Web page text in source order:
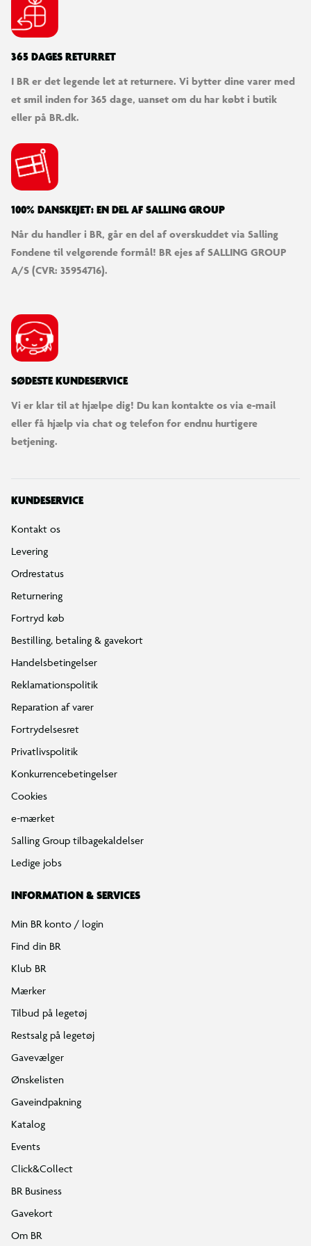
365 DAGES RETURRET
I BR er det legende let at returnere. Vi bytter dine varer med
et smil inden for 365 dage, uanset om du har købt i butik
eller på BR.dk.
100% DANSKEJET: EN DEL AF SALLING GROUP
Når du handler i BR, går en del af overskuddet via Salling
Fondene til velgørende formål! BR ejes af SALLING GROUP
A/S (CVR: 35954716).
SØDESTE KUNDESERVICE
Vi er klar til at hjælpe dig! Du kan kontakte os via e-mail
eller få hjælp via chat og telefon for endnu hurtigere
betjening.
KUNDESERVICE
Kontakt os
Levering
Ordrestatus
Returnering
Fortryd køb
Bestilling, betaling & gavekort
Handelsbetingelser
Reklamationspolitik
Reparation af varer
Fortrydelsesret
Privatlivspolitik
Konkurrencebetingelser
Cookies
e-mærket
Salling Group tilbagekaldelser
Ledige jobs
INFORMATION & SERVICES
Min BR konto / login
Find din BR
Klub BR
Mærker
Tilbud på legetøj
Restsalg på legetøj
Gavevælger
Ønskelisten
Gaveindpakning
Katalog
Events
Click&Collect
BR Business
Gavekort
Om BR